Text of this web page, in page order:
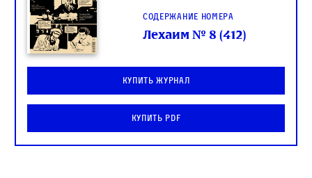
Содержание номера
Лехаим № 8 (412)
Купить журнал
Купить PDF